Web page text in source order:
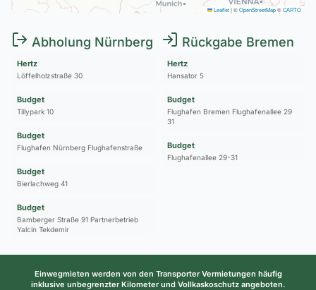
Leaflet|©OpenStreetMap©CARTO
Abholung Nürnberg
Hertz
Löffelholzstraße 30
Budget
Tillypark 10
Budget
Flughafen Nürnberg Flughafenstraße
Budget
Bierlachweg 41
Budget
Bamberger Straße 91 Partnerbetrieb
Yalcin Tekdemir
Rückgabe Bremen
Hertz
Hansator 5
Budget
Flughafen Bremen Flughafenallee 29
31
Budget
Flughafenallee 29-31
Einwegmieten werden von den Transporter Vermietungen häufig
inklusive unbegrenzter Kilometer und Vollkaskoschutz angeboten.